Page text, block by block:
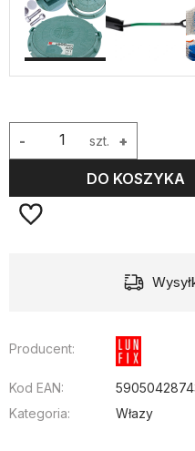
szt. +
-
DO KOSZYKA
Producent:
Kod EAN:
Kategoria:
Włazy